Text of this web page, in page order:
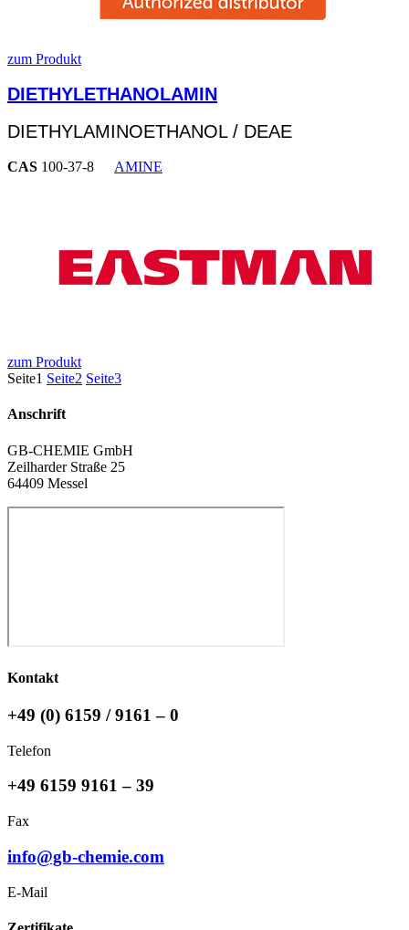
zum Produkt
DIETHYLETHANOLAMIN
DIETHYLAMINOETHANOL / DEAE
CAS 100-37-8 AMINE
zum Produkt
Seite1 Seite2 Seite3
Anschrift
GB-CHEMIE GmbH
Zeilharder Straße 25
64409 Messel
Kontakt
+49 (0) 6159 / 9161 – 0
Telefon
+49 6159 9161 – 39
Fax
info@gb-chemie.com
E-Mail